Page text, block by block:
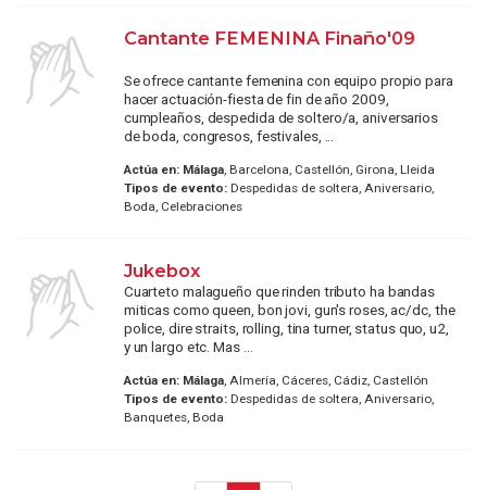
Cantante FEMENINA Finaño'09
Se ofrece cantante femenina con equipo propio para
hacer actuación-fiesta de fin de año 2009,
cumpleaños, despedida de soltero/a, aniversarios
de boda, congresos, festivales, ...
Actúa en: Málaga, Barcelona, Castellón, Girona, Lleida
Tipos de evento:Despedidas de soltera, Aniversario,
Boda, Celebraciones
Jukebox
Cuarteto malagueño que rinden tributo ha bandas
miticas como queen, bon jovi, gun's roses, ac/dc, the
police, dire straits, rolling, tina turner, status quo, u2,
y un largo etc. Mas ...
Actúa en: Málaga, Almería, Cáceres, Cádiz, Castellón
Tipos de evento:Despedidas de soltera, Aniversario,
Banquetes, Boda